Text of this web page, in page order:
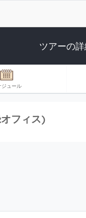
ツアーの
ジュール
フィス)